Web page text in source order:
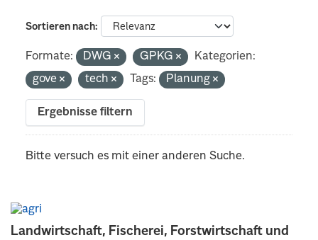
Landwirtschaft, Fischerei, Forstwirtschaft und
Sortieren nach
Formate: DWG GPKG
Kategorien:
gove
tech Tags: Planung
Ergebnisse filtern
Bitte versuch es mit einer anderen Suche.